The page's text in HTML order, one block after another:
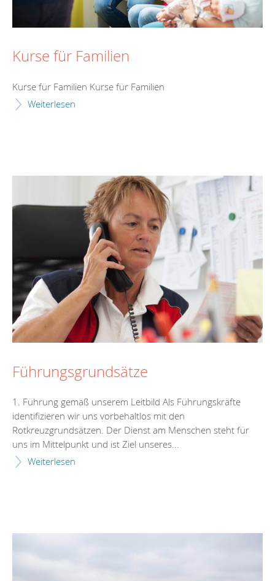
Kurse für Familien
Kurse für Familien Kurse für Familien
Weiterlesen
Führungsgrundsätze
1. Führung gemäß unserem Leitbild Als Führungskräfte
identifizieren wir uns vorbehaltlos mit den
Rotkreuzgrundsätzen. Der Dienst am Menschen steht für
uns im Mittelpunkt und ist Ziel unseres...
Weiterlesen